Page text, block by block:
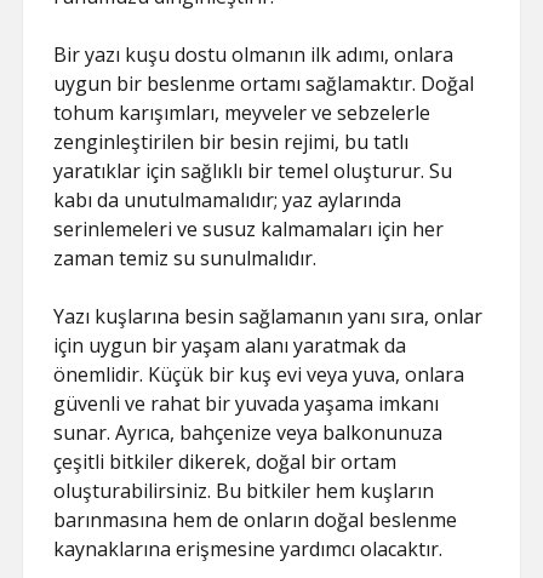
Bir yazı kuşu dostu olmanın ilk adımı, onlara
uygun bir beslenme ortamı sağlamaktır. Doğal
tohum karışımları, meyveler ve sebzelerle
zenginleştirilen bir besin rejimi, bu tatlı
yaratıklar için sağlıklı bir temel oluşturur. Su
kabı da unutulmamalıdır; yaz aylarında
serinlemeleri ve susuz kalmamaları için her
zaman temiz su sunulmalıdır.
Yazı kuşlarına besin sağlamanın yanı sıra, onlar
için uygun bir yaşam alanı yaratmak da
önemlidir. Küçük bir kuş evi veya yuva, onlara
güvenli ve rahat bir yuvada yaşama imkanı
sunar. Ayrıca, bahçenize veya balkonunuza
çeşitli bitkiler dikerek, doğal bir ortam
oluşturabilirsiniz. Bu bitkiler hem kuşların
barınmasına hem de onların doğal beslenme
kaynaklarına erişmesine yardımcı olacaktır.